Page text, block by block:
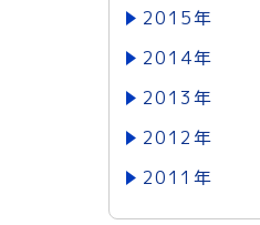
2015年
2014年
2013年
2012年
2011年